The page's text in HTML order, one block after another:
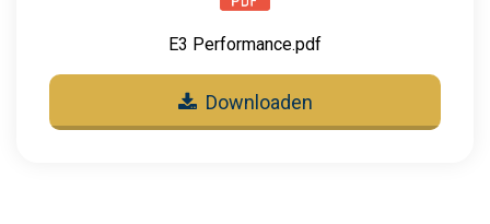
E3 Performance.pdf
Downloaden